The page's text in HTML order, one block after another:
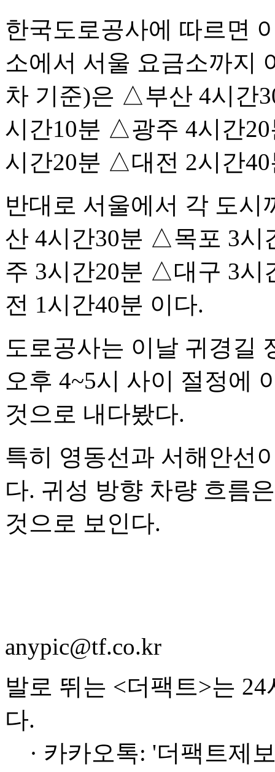
한국도로공사에 따르면
소에서 서울 요금소까지
차 기준)은 △부산 4시간
시간10분 △광주 4시간
시간20분 △대전 2시간
반대로 서울에서 각 도
산 4시간30분 △목포 3
주 3시간20분 △대구 3
전 1시간40분 이다.
도로공사는 이날 귀경길
오후 4~5시 사이 절정에
것으로 내다봤다.
특히 영동선과 서해안선
다. 귀성 방향 차량 흐름
것으로 보인다.
anypic@tf.co.kr
발로 뛰는 <더팩트>는
다.
· 카카오톡: '더팩트제